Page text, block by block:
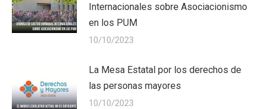
Internacionales sobre Asociacionismo
en los PUM
10/10/2023
La Mesa Estatal por los derechos de
las personas mayores
10/10/2023